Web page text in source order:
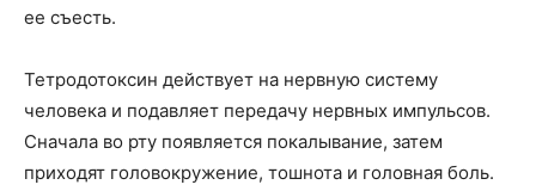
ее съесть.
Тетродотоксин действует на нервную систему
человека и подавляет передачу нервных импульсов.
Сначала во рту появляется покалывание, затем
приходят головокружение, тошнота и головная боль.